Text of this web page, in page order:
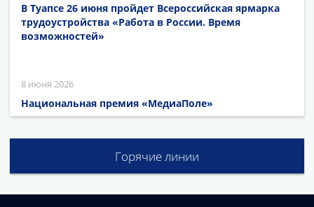
В Туапсе 26 июня пройдет Всероссийская ярмарка
трудоустройства «Работа в России. Время
возможностей»
8 июня 2026
Национальная премия «МедиаПоле»
Горячие линии